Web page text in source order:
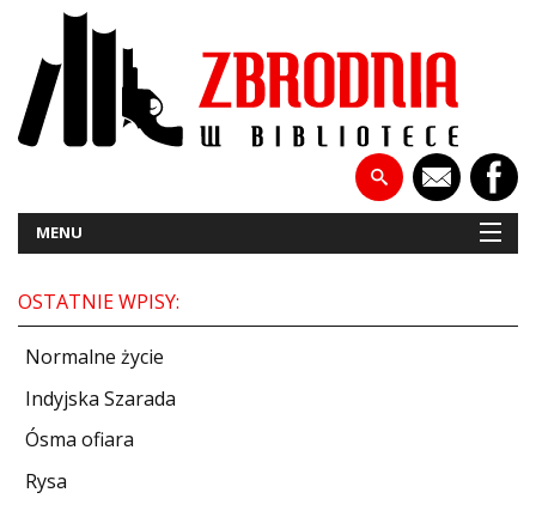
MENU
PATRONATY
WYWIADY
RECENZJE
OSTATNIE WPISY:
Normalne życie
Indyjska Szarada
Ósma ofiara
Rysa